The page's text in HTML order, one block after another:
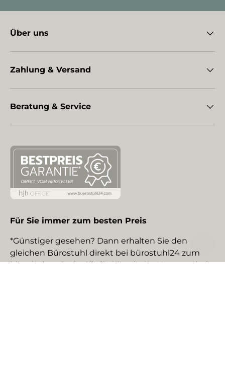
Über uns
Zahlung & Versand
Beratung & Service
Für Sie immer zum besten Preis
*Günstiger gesehen? Dann erhalten Sie den
gleichen Bürostuhl direkt bei bürostuhl24 zum
identischen Preis. Gilt für identische Neuware bei